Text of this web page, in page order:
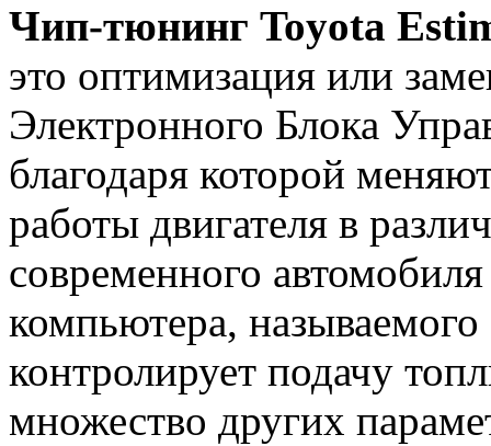
Чип-тюнинг Toyota
это оптимизация или
Электронного Блока
благодаря которой
работы двигателя в
современного
компьютера,
контролирует подачу
множество других